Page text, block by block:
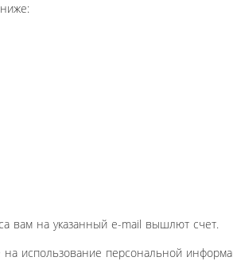
вам на указанный e-mail вышлют счет.
на использование персональной